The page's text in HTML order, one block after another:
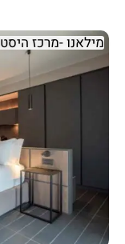




מילאנו -מרכז